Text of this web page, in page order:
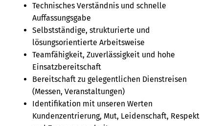
Technisches Verständnis und schnelle
Auffassungsgabe
Selbstständige, strukturierte und
lösungsorientierte Arbeitsweise
Teamfähigkeit, Zuverlässigkeit und hohe
Einsatzbereitschaft
Bereitschaft zu gelegentlichen Dienstreisen
(Messen, Veranstaltungen)
Identifikation mit unseren Werten
Kundenzentrierung, Mut, Leidenschaft, Respekt